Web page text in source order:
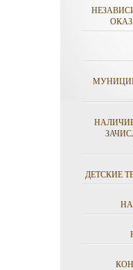
ДЕТСКИЕ